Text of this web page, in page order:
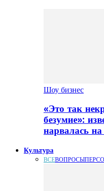
Шоу бизнес
«Это так
безумие»:
нарвалась
Культура
ВСЕВОПРОСЫ